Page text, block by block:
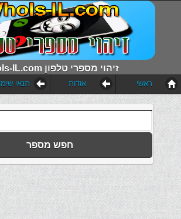
WhoIs-IL.com זיהוי מספרי טלפון
תנאי אודות ראשי
חפש מספר